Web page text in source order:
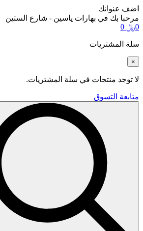
اضف عنوانك
مرحبا بك في بهارات ياسين - شارع الستين
0﷼ 0
سلة المشتريات
×
لا توجد منتجات في سلة المشتريات.
متابعة التسوق